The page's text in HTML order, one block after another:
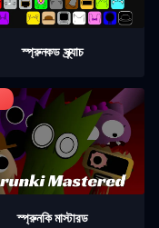
স্প্রুনকড স্ক্র্যাচ
স্প্রুনকি মাস্টারড